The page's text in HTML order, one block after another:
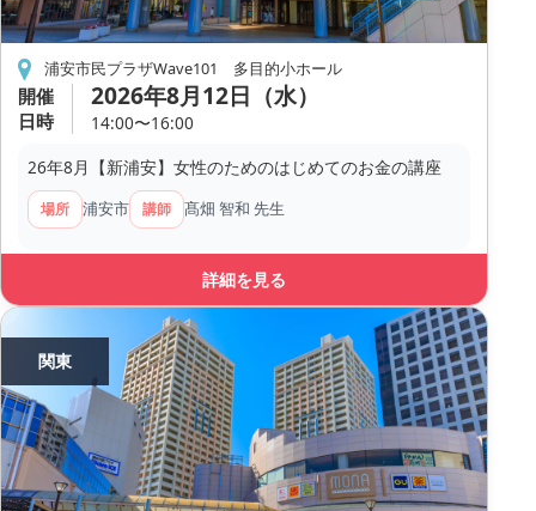
浦安市民プラザWave101 多目的小ホール
開催
日時
2026年8月12日（水）
14:00〜16:00
26年8月【新浦安】女性のためのはじめてのお金の講座
場所 浦安市 講師 髙畑 智和 先生
詳細を見る
関東